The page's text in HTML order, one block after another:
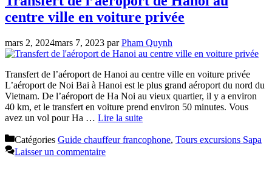
centre ville en voiture privée
mars 2, 2024mars 7, 2023 parPham Quynh
Transfert de l’aéroport de Hanoi au centre ville en voiture privée
L’aéroport de Noi Bai à Hanoi est le plus grand aéroport du nord du
Vietnam. De l’aéroport de Ha Noi au vieux quartier, il y a environ
40 km, et le transfert en voiture prend environ 50 minutes. Vous
avez un vol pour Ha … Lire la suite
Catégories Guide chauffeur francophone, Tours excursions Sapa
Laisser un commentaire